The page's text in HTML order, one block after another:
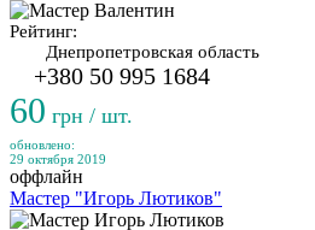
Рейтинг:
Днепропетровская область
+380 50 995 1684
60 грн / шт.
обновлено:
29 октября 2019
оффлайн
Мастер "Игорь Лютиков"